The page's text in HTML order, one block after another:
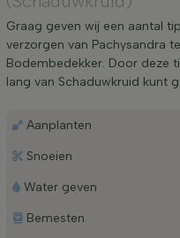
Graag geven wij een aantal
verzorgen van Pachysandra
Bodembedekker. Door deze
lang van Schaduwkruid kunt
Aanplanten
Snoeien
Water geven
Bemesten